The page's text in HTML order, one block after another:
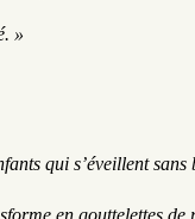
»
qui s’éveillent sans
en gouttelettes de